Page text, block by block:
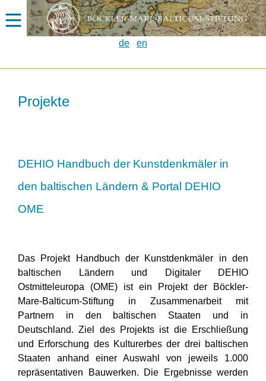
de en
Projekte
DEHIO Handbuch der Kunstdenkmäler in
den baltischen Ländern & Portal DEHIO
OME
Das Projekt Handbuch der Kunstdenkmäler in den
baltischen Ländern und Digitaler DEHIO
Ostmitteleuropa (OME) ist ein Projekt der Böckler-
Mare-Balticum-Stiftung in Zusammenarbeit mit
Partnern in den baltischen Staaten und in
Deutschland. Ziel des Projekts ist die Erschließung
und Erforschung des Kulturerbes der drei baltischen
Staaten anhand einer Auswahl von jeweils 1.000
repräsentativen Bauwerken. Die Ergebnisse werden